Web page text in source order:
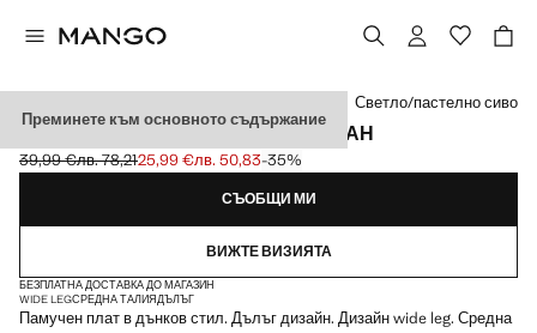
Преминете към основното съдържание
ДЪНКИ С ШИРОК КРАЧОЛ И С КОЛАН
Задраскана първоначална цена [39,99 € лв. 78,21]
39,99 €лв. 78,21
Текуща цена [25,99 € лв. 50,83]
25,99 €лв. 50,83-35%
Изберете цвят
Светло/пастелно сиво
СЪОБЩИ МИ
ВИЖТЕ ВИЗИЯТА
БЕЗПЛАТНА ДОСТАВКА ДО МАГАЗИН
WIDE LEGСРЕДНА ТАЛИЯДЪЛЪГ
Памучен плат в дънков стил. Дълъг дизайн. Дизайн wide leg. Средна